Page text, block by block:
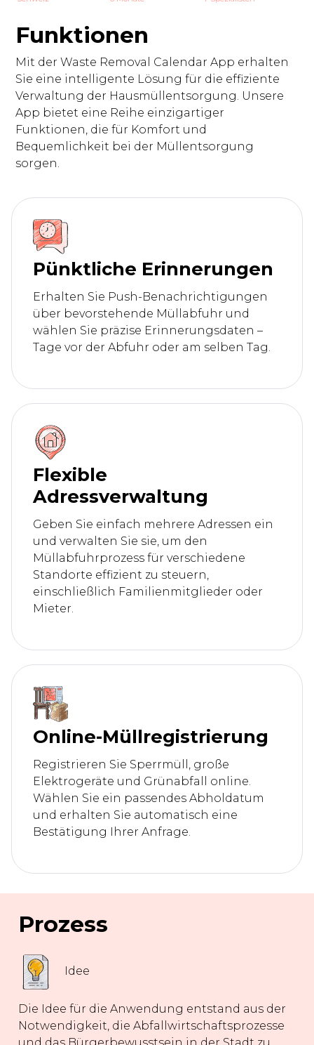
Funktionen
Mit der Waste Removal Calendar App erhalten
Sie eine intelligente Lösung für die effiziente
Verwaltung der Hausmüllentsorgung. Unsere
App bietet eine Reihe einzigartiger
Funktionen, die für Komfort und
Bequemlichkeit bei der Müllentsorgung
sorgen.
Pünktliche Erinnerungen
Erhalten Sie Push-Benachrichtigungen
über bevorstehende Müllabfuhr und
wählen Sie präzise Erinnerungsdaten –
Tage vor der Abfuhr oder am selben Tag.
Flexible
Adressverwaltung
Geben Sie einfach mehrere Adressen ein
und verwalten Sie sie, um den
Müllabfuhrprozess für verschiedene
Standorte effizient zu steuern,
einschließlich Familienmitglieder oder
Mieter.
Online-Müllregistrierung
Registrieren Sie Sperrmüll, große
Elektrogeräte und Grünabfall online.
Wählen Sie ein passendes Abholdatum
und erhalten Sie automatisch eine
Bestätigung Ihrer Anfrage.
Prozess
Idee
Die Idee für die Anwendung entstand aus der
Notwendigkeit, die Abfallwirtschaftsprozesse